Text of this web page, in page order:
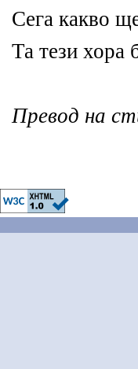
Сега какво
Та тези хора
Превод на